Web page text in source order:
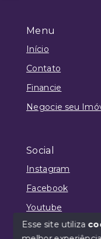
Menu
Início
Contato
Financie
Negocie seu
Social
Instagram
Facebook
Youtube
Esse site utiliza